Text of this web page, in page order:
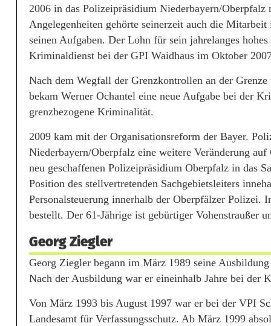
2006 in das Polizeipräsidium Niederbayern/
Angelegenheiten gehörte seinerzeit auch die Mitarbeit
seinen Aufgaben. Der Lohn für sein jahrelanges
Kriminaldienst bei der GPI Waidhaus im Oktober
Nach dem Wegfall der Grenzkontrollen an der
bekam Werner Ochantel eine neue Aufgabe bei der
grenzbezogene Kriminalität.
2009 kam mit der Organisationsreform der Bayer.
Niederbayern/Oberpfalz eine weitere Veränderung
neu geschaffenen Polizeipräsidium Oberpfalz in das
Position des stellvertretenden Sachgebietsleiters
Personalsteuerung innerhalb der Oberpfälzer
bestellt. Der 61-Jährige ist gebürtiger Vohenstraußer
Georg Ziegler
Georg Ziegler begann im März 1989 seine
Nach der Ausbildung war er eineinhalb Jahre bei der
Von März 1993 bis August 1997 war er bei der VPI
Landesamt für Verfassungsschutz. Ab März 1999